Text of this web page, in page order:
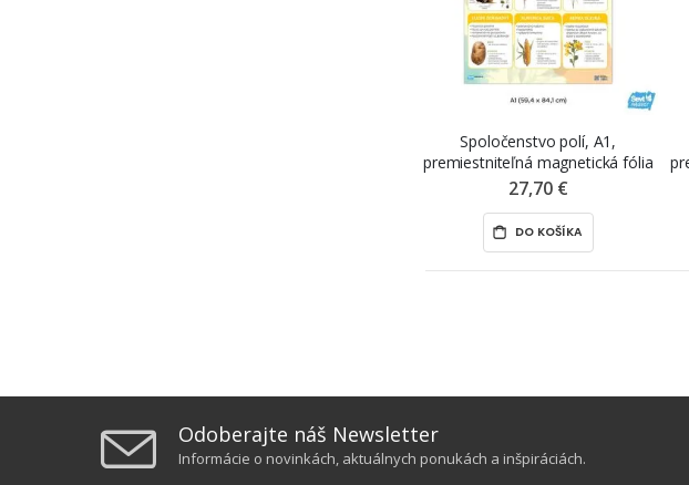
Spoločenstvo polí, A1,
premiestniteľná magnetická fólia
ŠEVT MAGNET
27,70 €
DO KOŠÍKA
Odoberajte náš Newsletter
Informácie o novinkách, aktuálnych ponukách a inšpiráciách.